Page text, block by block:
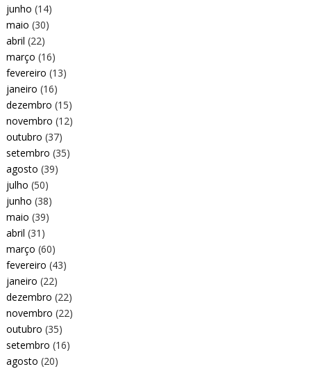
junho (14)
maio (30)
abril (22)
março (16)
fevereiro (13)
janeiro (16)
dezembro (15)
novembro (12)
outubro (37)
setembro (35)
agosto (39)
julho (50)
junho (38)
maio (39)
abril (31)
março (60)
fevereiro (43)
janeiro (22)
dezembro (22)
novembro (22)
outubro (35)
setembro (16)
agosto (20)